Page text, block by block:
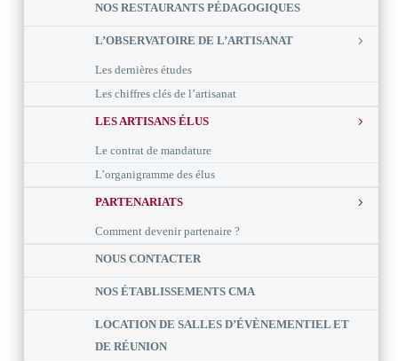
NOS RESTAURANTS PÉDAGOGIQUES
L’OBSERVATOIRE DE L’ARTISANAT
Les dernières études
Les chiffres clés de l’artisanat
LES ARTISANS ÉLUS
Le contrat de mandature
L’organigramme des élus
PARTENARIATS
Comment devenir partenaire ?
NOUS CONTACTER
NOS ÉTABLISSEMENTS CMA
LOCATION DE SALLES D’ÉVÈNEMENTIEL ET
DE RÉUNION